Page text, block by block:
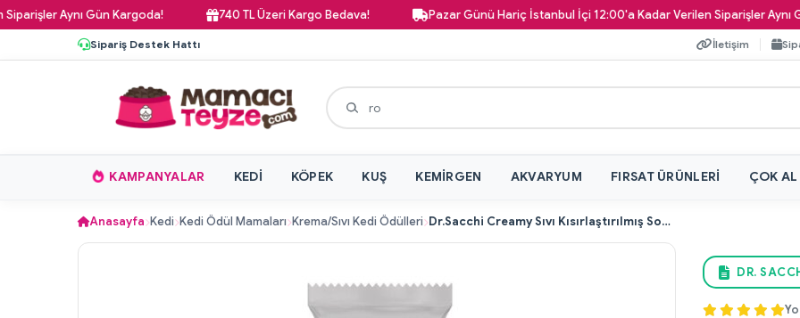
Aynı Gün Kargoda! 740 TL Üzeri Kargo Bedava! Pazar Günü Hariç İstanbul İçi 12:00'a Kadar Verilen Siparişler Aynı Gün
Sipariş Destek Hattı İletişim
KAMPANYALAR KEDI KÖPEK KUŞ KEMIRGEN AKVARYUM FIRSAT ÜRÜNLERI ÇOK
Anasayfa Kedi Kedi Ödül Mamaları Krema/Sıvı Kedi Ödülleri Dr.Sacchi Creamy Sıvı Kısırlaştırılmış Somonlu Kedi Ödülü 4 Lü
DR.